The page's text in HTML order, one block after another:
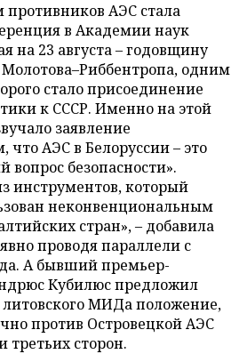
АЭС стала
в Академии наук
на 23 августа – годовщину
одним
стало присоединение
к СССР. Именно на этой
заявление
что АЭС в Белоруссии – это
вопрос безопасности».
инструментов, который
неконвенциональным
стран», – добавила
проводя параллели с
А бывший премьер-
Кубилюс предложил
литовского МИДа положение,
против Островецкой АЭС
сторон.